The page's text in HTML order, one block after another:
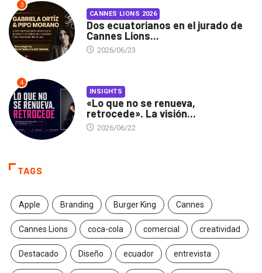
3
CANNES LIONS 2026
Dos ecuatorianos en el jurado de
Cannes Lions...
2026/06/23
4
INSIGHTS
«Lo que no se renueva,
retrocede». La visión...
2026/06/22
TAGS
Apple Branding Burger King Cannes
Cannes Lions coca-cola comercial creatividad
Destacado Diseño ecuador entrevista